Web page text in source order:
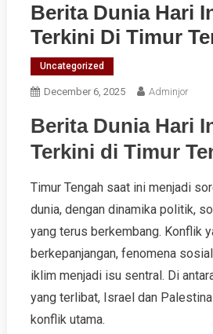
Berita Dunia Hari
Terkini Di Timur
Uncategorized
December 6, 2025 Adminjor
Berita Dunia Hari
Terkini di Timur
Timur Tengah saat ini menjadi
dunia, dengan dinamika politik,
yang terus berkembang. Konflik
berkepanjangan, fenomena
iklim menjadi isu sentral. Di
yang terlibat, Israel dan
konflik utama.